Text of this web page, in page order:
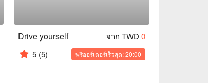
Drive yourself จาก TWD 0
5 (5) พรีออร์เดอร์เร็วสุด: 20:00